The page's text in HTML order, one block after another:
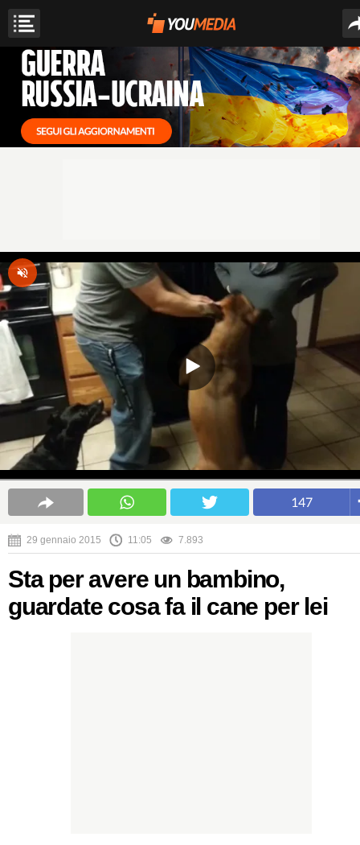
147
29 gennaio 2015 11:05 7.893
Sta per avere un bambino,
guardate cosa fa il cane per lei